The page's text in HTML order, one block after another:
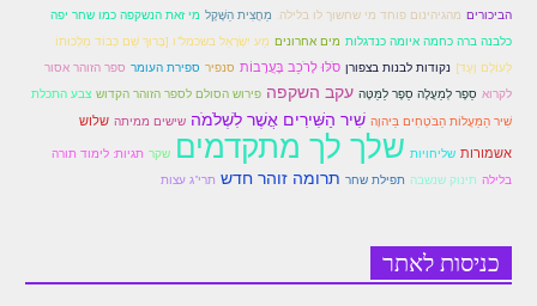
זוהר עקב מתחילים
זהר שופטים מתחילים
זהר שופטים מתקדמים
זוהר כי תצא מתחילים
זוהר וילך השקפה
הביכורים מהגיהינום פוחד מי שחשוך לו בלילה. מַחֲצִית הַשֶּׁקֶל מי זאת הנשקפה כמו שחר יפה
כלבנה ברה כחמה איומה כנדגלות מים אחרונים מַע יִשְׂרָאֵל בשכמל"ו [בָּרוּךְ שֵׁם כְּבוֹד מַלְכוּתוֹ
לְעוֹלָם וָעֶד] נקודות לבנות בצפורן סֹלּוּ לָרֹכֵב בָּעֲרָבוֹת סנפיר ספירת העומר ספר הזוהר אסור
לקרוא סֵפֶר לְמַעֲלֶה סֵפֶר לַמַּטֶּה עקב השקפה פירוש הסולם לספר הזוהר הקדוש צבע התכלת
שִׁיר הַמַּעֲלוֹת הַבֹּטְחִים בַּיהוָה שִׁיר הַשִּׁירִים אֲשֶׁר לִשְׁלֹמֹה שישים ממיתה שלוש
אשמורות שליחויות שלך לך מתקדמים שקר תגיות: לימוד תורה
בלילה תינוק שנשבה תפילת שחר תרומה זוהר חדש תרי"ג עצות
כניסות לאתר